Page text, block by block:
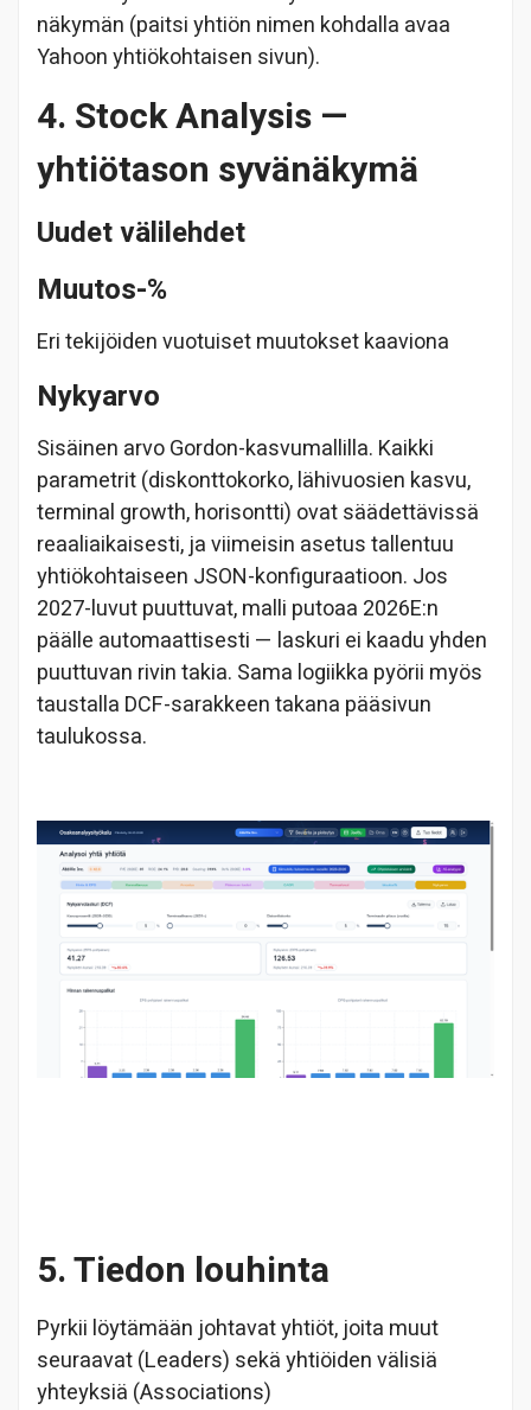
näkymän (paitsi yhtiön nimen kohdalla avaa
Yahoon yhtiökohtaisen sivun).
4. Stock Analysis —
yhtiötason syvänäkymä
Uudet välilehdet
Muutos-%
Eri tekijöiden vuotuiset muutokset kaaviona
Nykyarvo
Sisäinen arvo Gordon-kasvumallilla. Kaikki
parametrit (diskonttokorko, lähivuosien kasvu,
terminal growth, horisontti) ovat säädettävissä
reaaliaikaisesti, ja viimeisin asetus tallentuu
yhtiökohtaiseen JSON-konfiguraatioon. Jos
2027-luvut puuttuvat, malli putoaa 2026E:n
päälle automaattisesti — laskuri ei kaadu yhden
puuttuvan rivin takia. Sama logiikka pyörii myös
taustalla DCF-sarakkeen takana pääsivun
taulukossa.
5. Tiedon louhinta
Pyrkii löytämään johtavat yhtiöt, joita muut
seuraavat (Leaders) sekä yhtiöiden välisiä
yhteyksiä (Associations)